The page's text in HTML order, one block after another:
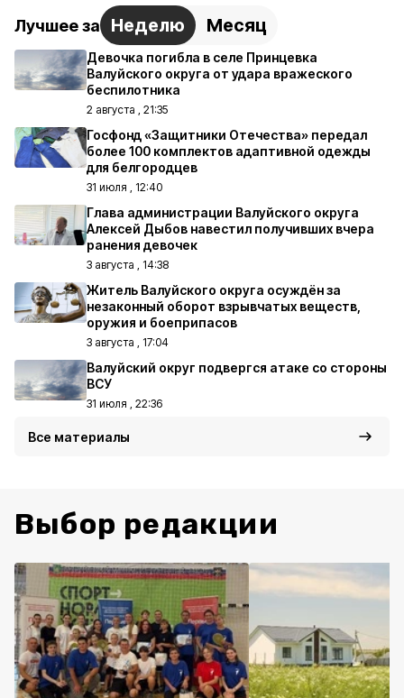
Лучшее за Неделю Месяц
Девочка погибла в селе Принцевка
Валуйского округа от удара вражеского
беспилотника
2 августа , 21:35
Госфонд «Защитники Отечества» передал
более 100 комплектов адаптивной одежды
для белгородцев
31 июля , 12:40
Глава администрации Валуйского округа
Алексей Дыбов навестил получивших вчера
ранения девочек
3 августа , 14:38
Житель Валуйского округа осуждён за
незаконный оборот взрывчатых веществ,
оружия и боеприпасов
3 августа , 17:04
Валуйский округ подвергся атаке со стороны
ВСУ
31 июля , 22:36
Все материалы
Выбор редакции